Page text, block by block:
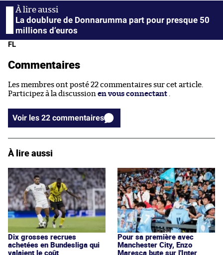
La doublure de Donnarumma part pour presque 50
millions d’euros
FL
Commentaires
Les membres ont posté 22 commentaires sur cet article.
Participez à la discussion en vous connectant .
Voir les 22 commentaires
À lire aussi
Dix grosses recrues
achetées en Bundesliga qui
valaient le coût
Pour sa première avec
Manchester City, Enzo
Maresca bute sur l'Inter